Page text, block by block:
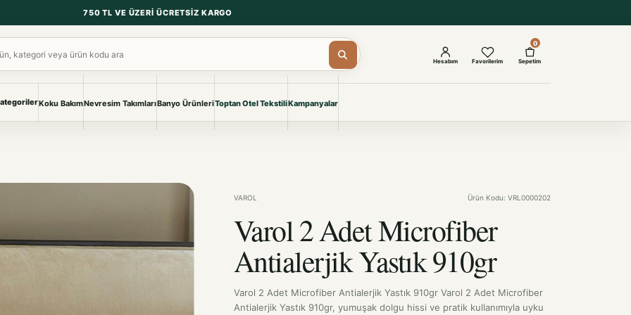
750 TL VE ÜZERI ÜCRETSIZ KARGO
KURUMSAL ÇÖZÜMLER
Projelere özel, dayanıklı tekstil
seçkileri.
Koku BakımNevresim TakımlarıBanyo ÜrünleriToptan Otel TekstiliKampanyalar
Hesabım Favorilerim
0
Sepetim
VAROL Ürün Kodu: VRL0000202
Varol 2 Adet Microfiber
Antialerjik Yastık 910gr
Varol 2 Adet Microfiber Antialerjik Yastık 910gr Varol 2 Adet Microfiber
Antialerjik Yastık 910gr, yumuşak dolgu hissi ve pratik kullanımıyla uyku